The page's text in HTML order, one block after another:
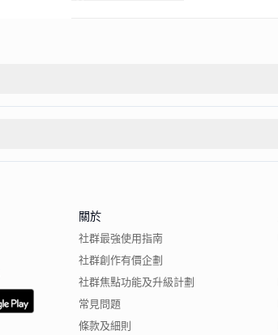
關於
社群最強使用指南
社群創作有價企劃
社群焦點功能及升級計劃
常見問題
條款及細則